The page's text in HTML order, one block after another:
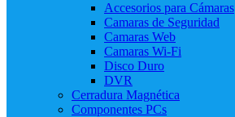
Accesorios para Cámaras
Camaras de Seguridad
Camaras Web
Camaras Wi-Fi
Disco Duro
DVR
Cerradura Magnética
Componentes PCs